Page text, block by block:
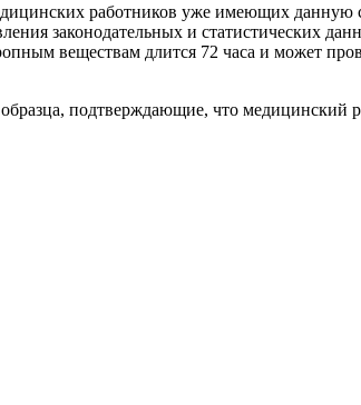
работников уже имеющих
законодательных и статистических
веществам длится 72 часа и может
подтверждающие, что медицинский